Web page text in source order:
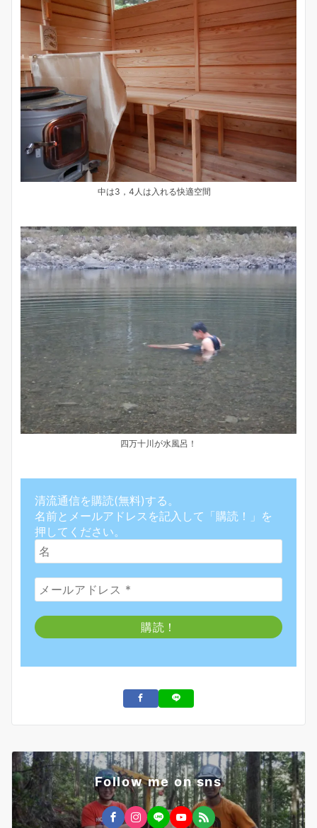
中は3，4人は入れる快適空間
四万十川が水風呂！
清流通信を購読(無料)する。
名前とメールアドレスを記入して「購読！」を
押してください。
Follow me on sns